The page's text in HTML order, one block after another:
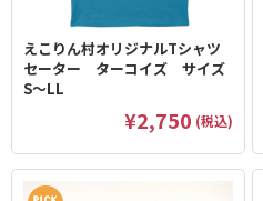
えこりん村オリジナルTシャツ
セーター ターコイズ サイズ
S～LL
¥2,750 (税込)